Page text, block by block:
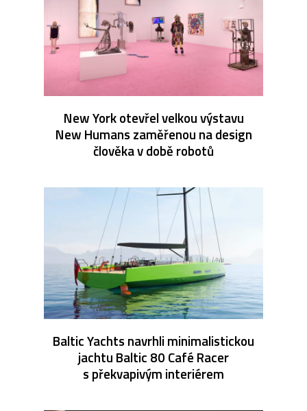
New York otevřel velkou výstavu
New Humans zaměřenou na design
člověka v době robotů
Baltic Yachts navrhli minimalistickou
jachtu Baltic 80 Café Racer
s překvapivým interiérem